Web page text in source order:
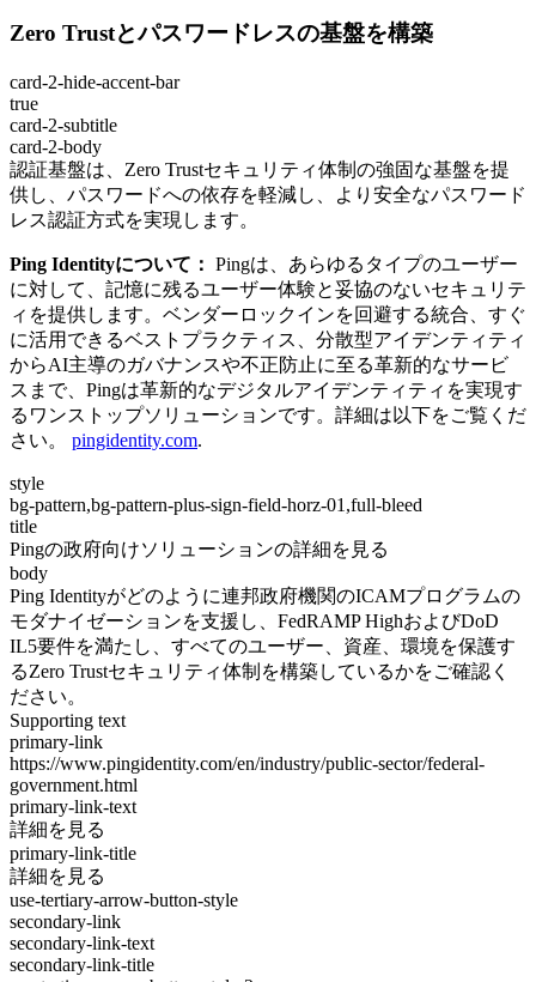
Zero Trustとパスワードレスの基盤を構築
card-2-hide-accent-bar
true
card-2-subtitle
card-2-body
認証基盤は、Zero Trustセキュリティ体制の強固な基盤を提
供し、パスワードへの依存を軽減し、より安全なパスワード
レス認証方式を実現します。
Ping Identityについて： Pingは、あらゆるタイプのユーザー
に対して、記憶に残るユーザー体験と妥協のないセキュリテ
ィを提供します。ベンダーロックインを回避する統合、すぐ
に活用できるベストプラクティス、分散型アイデンティティ
からAI主導のガバナンスや不正防止に至る革新的なサービ
スまで、Pingは革新的なデジタルアイデンティティを実現す
るワンストップソリューションです。詳細は以下をご覧くだ
さい。 pingidentity.com.
style
bg-pattern,bg-pattern-plus-sign-field-horz-01,full-bleed
title
Pingの政府向けソリューションの詳細を見る
body
Ping Identityがどのように連邦政府機関のICAMプログラムの
モダナイゼーションを支援し、FedRAMP HighおよびDoD
IL5要件を満たし、すべてのユーザー、資産、環境を保護す
るZero Trustセキュリティ体制を構築しているかをご確認く
ださい。
Supporting text
primary-link
https://www.pingidentity.com/en/industry/public-sector/federal-
government.html
primary-link-text
詳細を見る
primary-link-title
詳細を見る
use-tertiary-arrow-button-style
secondary-link
secondary-link-text
secondary-link-title